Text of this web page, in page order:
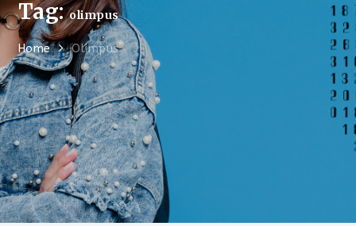
Tag:olimpus
Home Olimpus